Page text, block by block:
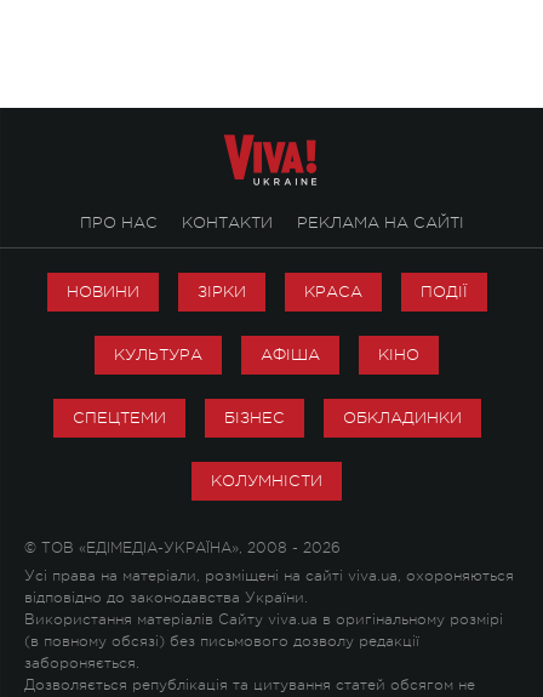
ПРО НАС КОНТАКТИ РЕКЛАМА НА САЙТІ
НОВИНИ ЗІРКИ КРАСА ПОДІЇ
КУЛЬТУРА АФІША КІНО
СПЕЦТЕМИ БІЗНЕС ОБКЛАДИНКИ
КОЛУМНІСТИ
© ТОВ «ЕДІМЕДІА-УКРАЇНА», 2008 - 2026
Усі права на матеріали, розміщені на сайті viva.ua, охороняються
відповідно до законодавства України.
Використання матеріалів Сайту viva.ua в оригінальному розмірі
(в повному обсязі) без письмового дозволу редакції
забороняється.
Дозволяється републікація та цитування статей обсягом не